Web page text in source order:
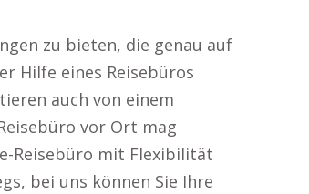
zu bieten, die genau auf
Hilfe eines Reisebüros
auch von einem
vor Ort mag
Reisebüro mit Flexibilität
bei uns können Sie Ihre